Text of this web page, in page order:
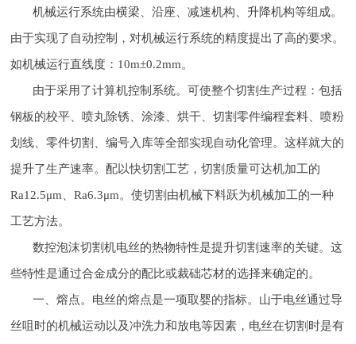
机械运行系统由横梁、沿座、减速机构、升降机构等组成。
由于实现了自动控制，对机械运行系统的精度提出了高的要求。
如机械运行直线度：10m±0.2mm。
由于采用了计算机控制系统。可使整个切割生产过程：包括
钢板的校平、喷丸除锈、涂漆、烘干、切割零件编程套料、喷粉
划线、零件切割、编号入库等全部实现自动化管理。这样就大的
提升了生产速率。配以快切割工艺，切割质量可达机加工的
Ra12.5μm、Ra6.3μm。使切割由机械下料跃为机械加工的一种
工艺方法。
数控泡沫切割机电丝的热物特性是提升切割速率的关键。这
些特性是通过合金成分的配比或裁础芯材的选择来确定的。
一、熔点。电丝的熔点是一项取婴的指标。山于电丝通过导
丝咀时的机械运动以及冲洗力和放电等因素，电丝在切割时是有